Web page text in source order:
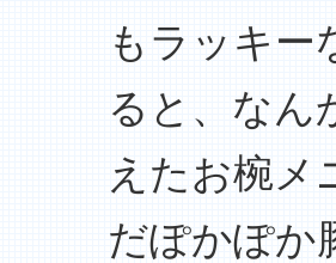
もラッキー
ると、なん
えたお椀メ
だぽかぽか